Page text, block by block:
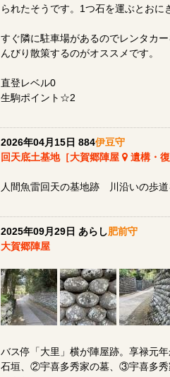
られたそうです。1つ石を運ぶとおに
すぐ隣に駐車場があるのでレンタカ
んびり散策するのがオススメです。
直登レベル0
生駒ポイント☆2
2026年04月15日 884伊豆守
回天底土基地［大賀郷陣屋
遺構・復
人間魚雷回天の基地跡 川沿いの歩道
2025年09月29日 あらし肥前守
大賀郷陣屋
バス停「大里」横が陣屋跡。享禄元
石垣、②宇喜多秀家の墓、③宇喜多